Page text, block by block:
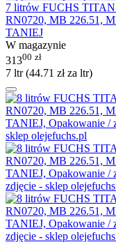
7 litrów FUCHS
RN0720, MB 226.51,
TANIEJ
W magazynie
31300 zł
7 ltr (44.71 złza ltr)